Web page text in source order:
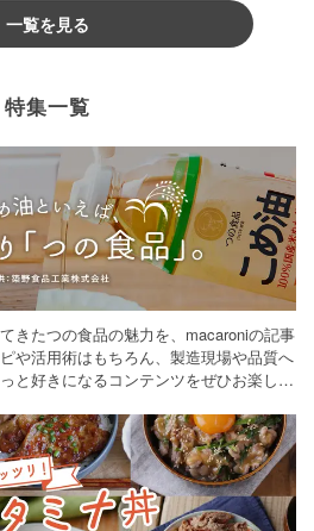
一覧を見る
特集一覧
きたつの食品の魅力を、macaroniの記事
や活用術はもちろん、製造現場や品質へ
と好きになるコンテンツをぜひお楽しみ